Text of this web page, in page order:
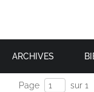
ARCHIVES
Page sur 1